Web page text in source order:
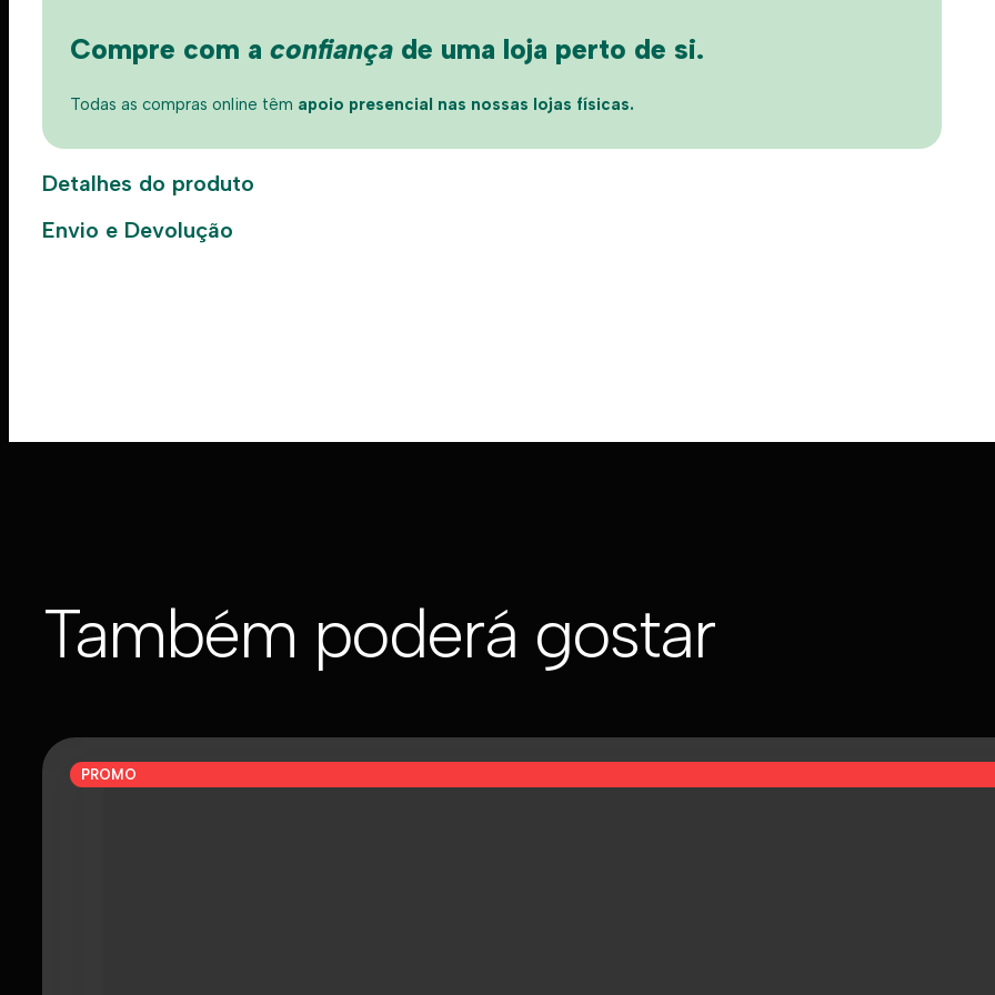
Compre com a confiança de uma loja perto de si.
Todas as compras online têm apoio presencial nas nossas lojas físicas.
Detalhes do produto
Envio e Devolução
Também poderá gostar
PROMO